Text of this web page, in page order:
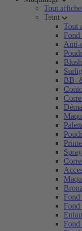
Tout
Teint
Tout
Fond
Anti-
Blush
BB-
Fond
Fond
Fond